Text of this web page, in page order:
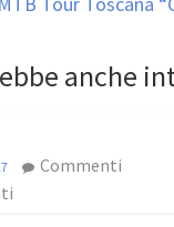
anche
Commenti